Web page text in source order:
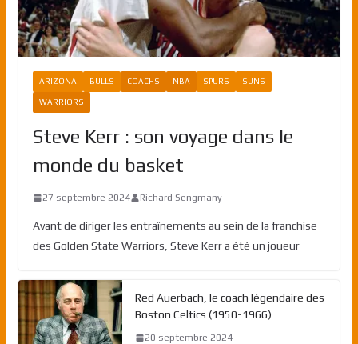
ARIZONA BULLS COACHS NBA SPURS SUNS
WARRIORS
Steve Kerr : son voyage dans le
monde du basket
27 septembre 2024 Richard Sengmany
Avant de diriger les entraînements au sein de la franchise
des Golden State Warriors, Steve Kerr a été un joueur
Red Auerbach, le coach légendaire des
Boston Celtics (1950-1966)
20 septembre 2024